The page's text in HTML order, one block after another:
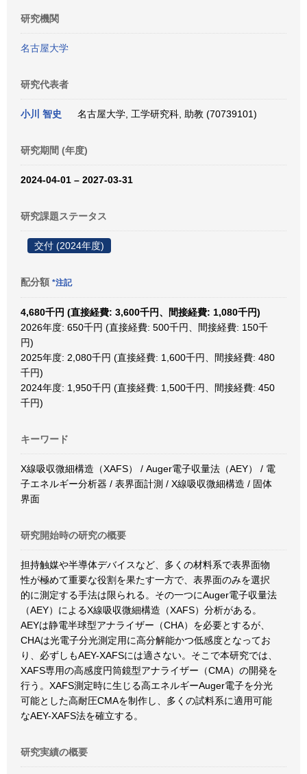
研究機関
名古屋大学
研究代表者
小川 智史 名古屋大学, 工学研究科, 助教 (70739101)
研究期間 (年度)
2024-04-01 – 2027-03-31
研究課題ステータス
交付 (2024年度)
配分額 *注記
4,680千円 (直接経費: 3,600千円、間接経費: 1,080千円)
2026年度: 650千円 (直接経費: 500千円、間接経費: 150千
円)
2025年度: 2,080千円 (直接経費: 1,600千円、間接経費: 480
千円)
2024年度: 1,950千円 (直接経費: 1,500千円、間接経費: 450
千円)
キーワード
X線吸収微細構造（XAFS） / Auger電子収量法（AEY） / 電
子エネルギー分析器 / 表界面計測 / X線吸収微細構造 / 固体
界面
研究開始時の研究の概要
担持触媒や半導体デバイスなど、多くの材料系で表界面物
性が極めて重要な役割を果たす一方で、表界面のみを選択
的に測定する手法は限られる。その一つにAuger電子収量法
（AEY）によるX線吸収微細構造（XAFS）分析がある。
AEYは静電半球型アナライザー（CHA）を必要とするが、
CHAは光電子分光測定用に高分解能かつ低感度となってお
り、必ずしもAEY-XAFSには適さない。そこで本研究では、
XAFS専用の高感度円筒鏡型アナライザー（CMA）の開発を
行う。XAFS測定時に生じる高エネルギーAuger電子を分光
可能とした高耐圧CMAを制作し、多くの試料系に適用可能
なAEY-XAFS法を確立する。
研究実績の概要